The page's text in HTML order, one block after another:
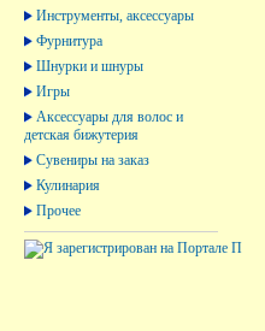
Инструменты, аксессуары
Фурнитура
Шнурки и шнуры
Игры
Аксессуары для волос и
детская бижутерия
Сувениры на заказ
Кулинария
Прочее